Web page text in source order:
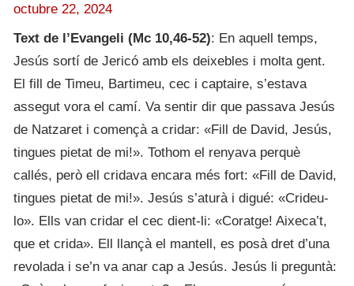
octubre 22, 2024
Text de l’Evangeli (Mc 10,46-52): En aquell temps,
Jesús sortí de Jericó amb els deixebles i molta gent.
El fill de Timeu, Bartimeu, cec i captaire, s’estava
assegut vora el camí. Va sentir dir que passava Jesús
de Natzaret i començà a cridar: «Fill de David, Jesús,
tingues pietat de mi!». Tothom el renyava perquè
callés, però ell cridava encara més fort: «Fill de David,
tingues pietat de mi!». Jesús s’aturà i digué: «Crideu-
lo». Ells van cridar el cec dient-li: «Coratge! Aixeca’t,
que et crida». Ell llançà el mantell, es posà dret d’una
revolada i se’n va anar cap a Jesús. Jesús li preguntà: